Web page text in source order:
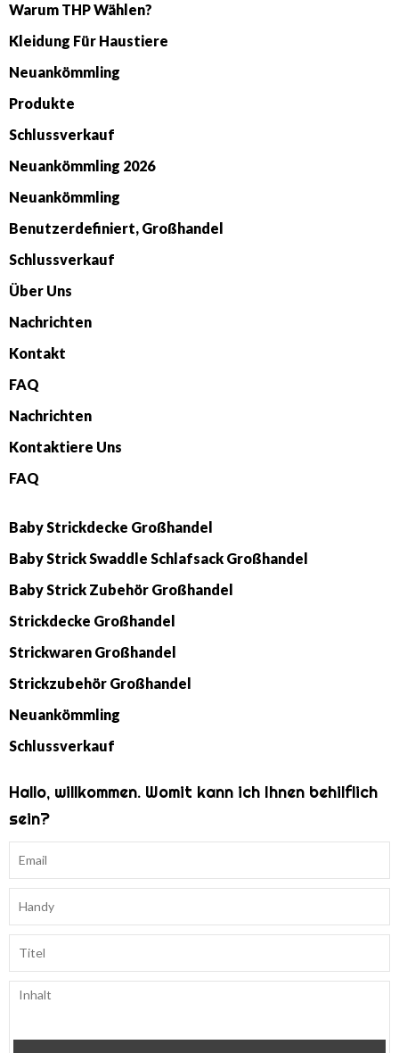
Warum THP Wählen?
Kleidung Für Haustiere
Neuankömmling
Produkte
Schlussverkauf
Neuankömmling 2026
Neuankömmling
Benutzerdefiniert, Großhandel
Schlussverkauf
Über Uns
Nachrichten
Kontakt
FAQ
Nachrichten
Kontaktiere Uns
FAQ
Baby Strickdecke Großhandel
Baby Strick Swaddle Schlafsack Großhandel
Baby Strick Zubehör Großhandel
Strickdecke Großhandel
Strickwaren Großhandel
Strickzubehör Großhandel
Neuankömmling
Schlussverkauf
Hallo, willkommen. Womit kann ich Ihnen behilflich
sein?